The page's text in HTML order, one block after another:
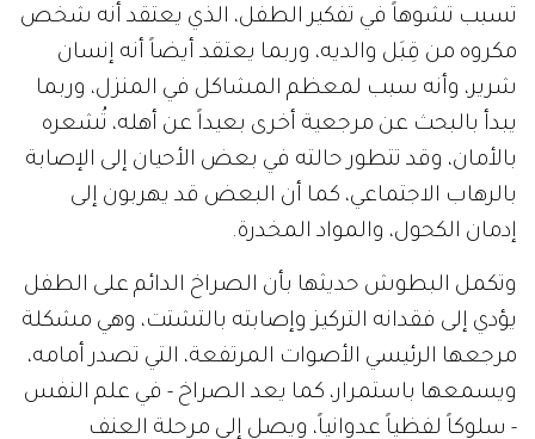
تسبب تشوهاً في تفكير الطفل، الذي يعتقد أنه شخص
مكروه من قِبَل والديه، وربما يعتقد أيضاً أنه إنسان
شرير، وأنه سبب لمعظم المشاكل في المنزل، وربما
يبدأ بالبحث عن مرجعية أخرى بعيداً عن أهله، تُشعره
بالأمان، وقد تتطور حالته في بعض الأحيان إلى الإصابة
بالرهاب الاجتماعي، كما أن البعض قد يهربون إلى
إدمان الكحول، والمواد المخدرة.
وتكمل البطوش حديثها بأن الصراخ الدائم على الطفل
يؤدي إلى فقدانه التركيز وإصابته بالتشتت، وهي مشكلة
مرجعها الرئيسي الأصوات المرتفعة، التي تصدر أمامه،
ويسمعها باستمرار، كما يعد الصراخ - في علم النفس
- سلوكاً لفظياً عدوانياً، ويصل إلى مرحلة العنف